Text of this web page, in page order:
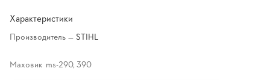
Характеристики
Производитель — STIHL
Маховик ms-290, 390